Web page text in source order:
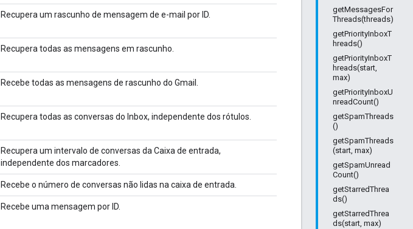
getMessagesFor
Threads(threads)
getPriorityInboxT
hreads()
getPriorityInboxT
hreads(start,
max)
getPriorityInboxU
nreadCount()
getSpamThreads
()
getSpamThreads
(start, max)
getSpamUnread
Count()
getStarredThrea
ds()
getStarredThrea
ds(start, max)
Recupera um rascunho de mensagem de e-mail por ID.
Recupera todas as mensagens em rascunho.
Recebe todas as mensagens de rascunho do Gmail.
Recupera todas as conversas do Inbox, independente dos rótulos.
Recupera um intervalo de conversas da Caixa de entrada,
independente dos marcadores.
Recebe o número de conversas não lidas na caixa de entrada.
Recebe uma mensagem por ID.